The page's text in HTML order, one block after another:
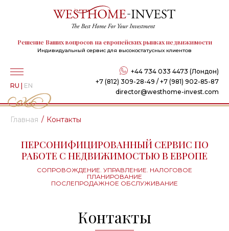
Решение Ваших вопросов на европейских рынках недвижимости
Индивидуальный сервис для высокостатусных клиентов
+44 734 033 4473 (Лондон)
+7 (812) 309-28-49 / +7 (981) 902-85-87
director@westhome-invest.com
RU | EN
Главная Контакты
ПЕРСОНИФИЦИРОВАННЫЙ СЕРВИС ПО
РАБОТЕ С НЕДВИЖИМОСТЬЮ В ЕВРОПЕ
СОПРОВОЖДЕНИЕ. УПРАВЛЕНИЕ. НАЛОГОВОЕ
ПЛАНИРОВАНИЕ
ПОСЛЕПРОДАЖНОЕ ОБСЛУЖИВАНИЕ
Контакты